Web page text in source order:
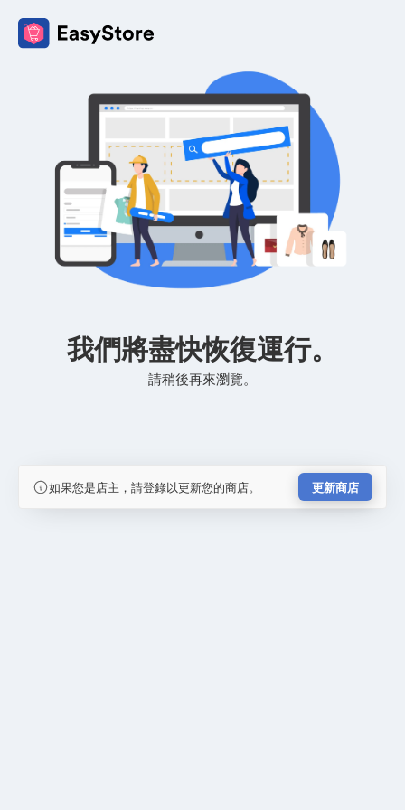
我們將盡快恢復運行。
請稍後再來瀏覽。
如果您是店主，請登錄以更新您的商店。 更新商店